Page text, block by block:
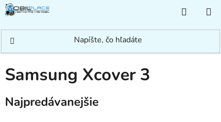
Prejsť
na
KOŠÍK
Samsung Samsung Xcover
Samsung Xcover 3
Najpredávanejšie